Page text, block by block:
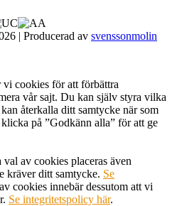
| Producerad av svenssonmolin
vi cookies för att förbättra
vår sajt. Du kan själv styra vilka
återkalla ditt samtycke när som
på ”Godkänn alla” för att ge
av cookies placeras även
kräver ditt samtycke. Se
cookies innebär dessutom att vi
Se integritetspolicy här.